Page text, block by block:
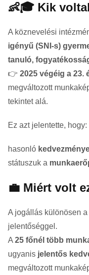
👶🎓 Kik
A köznevelési
igényű (SNI-s)
tanuló,
👉 2025 végéig a 23.
megváltozott
tekintet alá.
Ez azt jelentette, hogy:
hasonló
státuszuk a
💼 Miért volt
A jogállás különösen
jelentőséggel.
A 25 főnél több
ugyanis jelentős
megváltozott